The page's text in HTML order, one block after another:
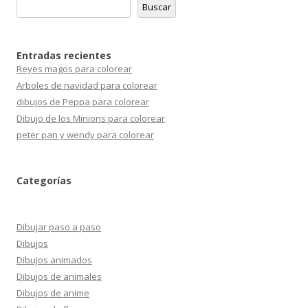
Buscar
Entradas recientes
Reyes magos para colorear
Arboles de navidad para colorear
dibujos de Peppa para colorear
Dibujo de los Minions para colorear
peter pan y wendy para colorear
Categorías
Dibujar paso a paso
Dibujos
Dibujos animados
Dibujos de animales
Dibujos de anime